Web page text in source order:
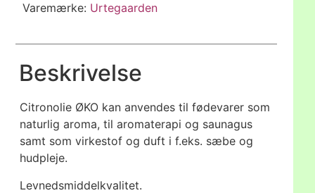
Varemærke: Urtegaarden
Beskrivelse
Citronolie ØKO kan anvendes til fødevarer som
naturlig aroma, til aromaterapi og saunagus
samt som virkestof og duft i f.eks. sæbe og
hudpleje.
Levnedsmiddelkvalitet.